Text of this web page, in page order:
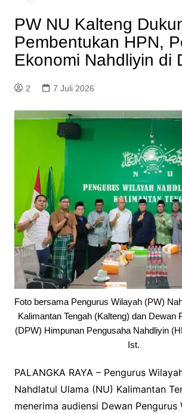
PW NU Kalteng
Pembentukan HPN,
Ekonomi Nahdliyin di
2 7 Juli 2026
Foto bersama Pengurus Wilayah (PW)
Kalimantan Tengah (Kalteng) dan Dewan
(DPW) Himpunan Pengusaha Nahdliyin
Ist.
PALANGKA RAYA – Pengurus
Nahdlatul Ulama (NU) Kalimantan
menerima audiensi Dewan Pengurus